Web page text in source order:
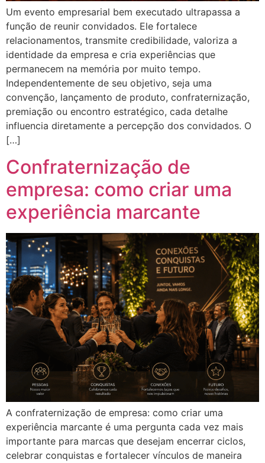
Um evento empresarial bem executado ultrapassa a
função de reunir convidados. Ele fortalece
relacionamentos, transmite credibilidade, valoriza a
identidade da empresa e cria experiências que
permanecem na memória por muito tempo.
Independentemente de seu objetivo, seja uma
convenção, lançamento de produto, confraternização,
premiação ou encontro estratégico, cada detalhe
influencia diretamente a percepção dos convidados. O
[…]
Confraternização de
empresa: como criar uma
experiência marcante
A confraternização de empresa: como criar uma
experiência marcante é uma pergunta cada vez mais
importante para marcas que desejam encerrar ciclos,
celebrar conquistas e fortalecer vínculos de maneira